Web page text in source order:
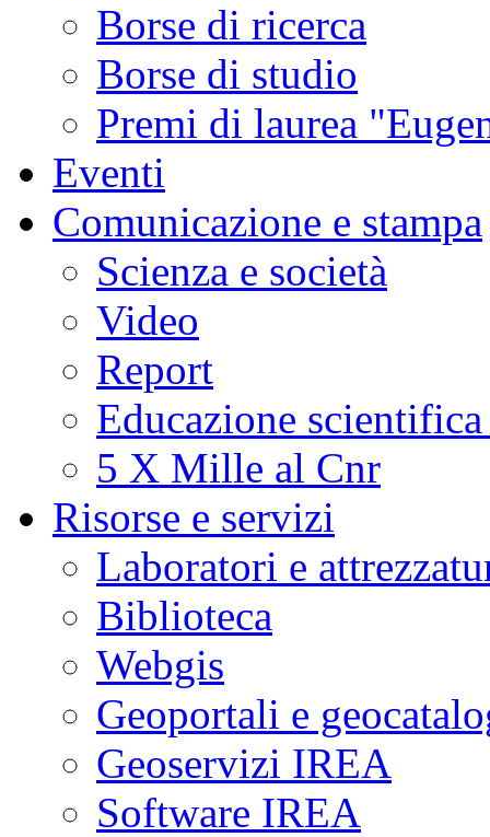
Borse di ricerca
Borse di studio
Premi di laurea
Eventi
Comunicazione e stampa
Scienza e società
Video
Report
Educazione
5 X Mille al Cnr
Risorse e servizi
Laboratori e
Biblioteca
Webgis
Geoportali e
Geoservizi IREA
Software IREA